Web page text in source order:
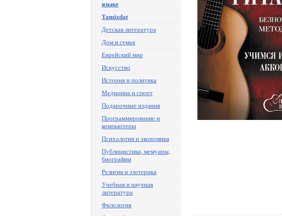
языке
Tamizdat
Детская литература
Дом и семья
Еврейский мир
Искусство
История и политика
Медицина и спорт
Подарочные издания
Программирование и
компьютеры
Психология и экономика
Публицистика, мемуары,
биографии
Религия и эзотерика
Учебная и научная
литература
Филология